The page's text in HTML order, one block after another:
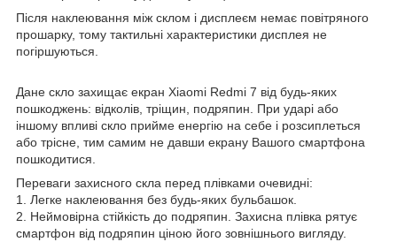
Після наклеювання між склом і дисплеєм немає повітряного
прошарку, тому тактильні характеристики дисплея не
погіршуються.
Дане скло захищає екран Xiaomi Redmi 7 від будь-яких
пошкоджень: відколів, тріщин, подряпин. При ударі або
іншому впливі скло прийме енергію на себе і розсиплеться
або трісне, тим самим не давши екрану Вашого смартфона
пошкодитися.
Переваги захисного скла перед плівками очевидні:
1. Легке наклеювання без будь-яких бульбашок.
2. Неймовірна стійкість до подряпин. Захисна плівка рятує
смартфон від подряпин ціною його зовнішнього вигляду.